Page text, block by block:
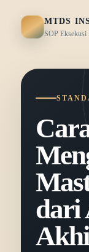
MTDS
SOP Eksekusi
dari